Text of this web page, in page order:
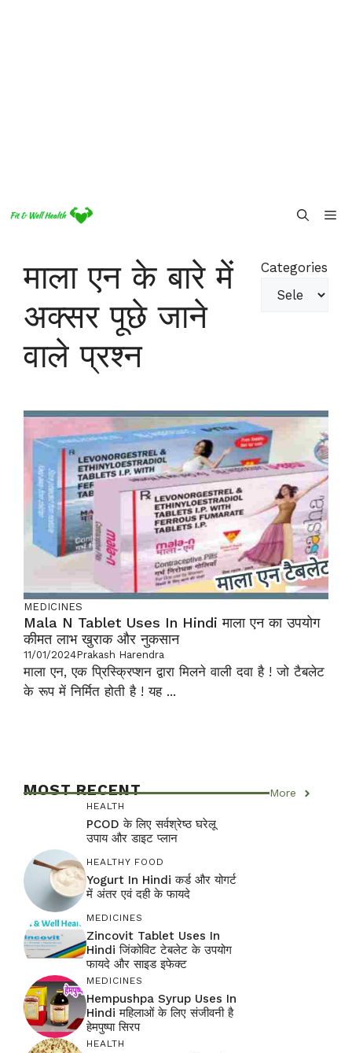
माला एन के बारे में
अक्सर पूछे जाने
वाले प्रश्न
Categories
MEDICINES
Mala N Tablet Uses In Hindi माला एन का उपयोग
कीमत लाभ खुराक और नुकसान
11/01/2024Prakash Harendra
माला एन, एक प्रिस्क्रिप्शन द्वारा मिलने वाली दवा है ! जो टैबलेट
के रूप में निर्मित होती है ! यह ...
MOST RECENT More
HEALTH
PCOD के लिए सर्वश्रेष्ठ घरेलू
उपाय और डाइट प्लान
HEALTHY FOOD
Yogurt In Hindi कर्ड और योगर्ट
में अंतर एवं दही के फायदे
MEDICINES
Zincovit Tablet Uses In
Hindi जिंकोविट टेबलेट के उपयोग
फायदे और साइड इफेक्ट
MEDICINES
Hempushpa Syrup Uses In
Hindi महिलाओं के लिए संजीवनी है
हेमपुष्पा सिरप
HEALTH